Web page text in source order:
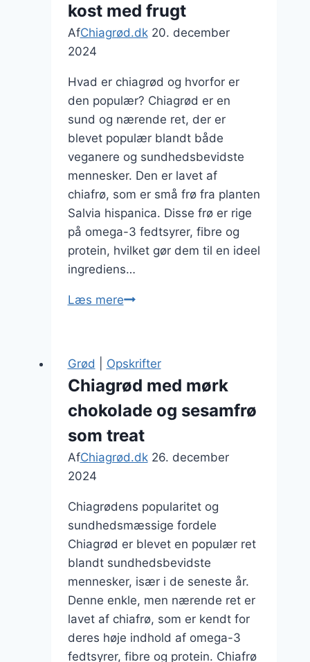
kost med frugt
AfChiagrød.dk 20. december
2024
Hvad er chiagrød og hvorfor er
den populær? Chiagrød er en
sund og nærende ret, der er
blevet populær blandt både
veganere og sundhedsbevidste
mennesker. Den er lavet af
chiafrø, som er små frø fra planten
Salvia hispanica. Disse frø er rige
på omega-3 fedtsyrer, fibre og
protein, hvilket gør dem til en ideel
ingrediens…
Læs mereChiagrød
kost
frugt
Grød Opskrifter
Chiagrød med mørk
chokolade og sesamfrø
som treat
AfChiagrød.dk 26. december
2024
Chiagrødens popularitet og
sundhedsmæssige fordele
Chiagrød er blevet en populær ret
blandt sundhedsbevidste
mennesker, især i de seneste år.
Denne enkle, men nærende ret er
lavet af chiafrø, som er kendt for
deres høje indhold af omega-3
fedtsyrer, fibre og protein. Chiafrø